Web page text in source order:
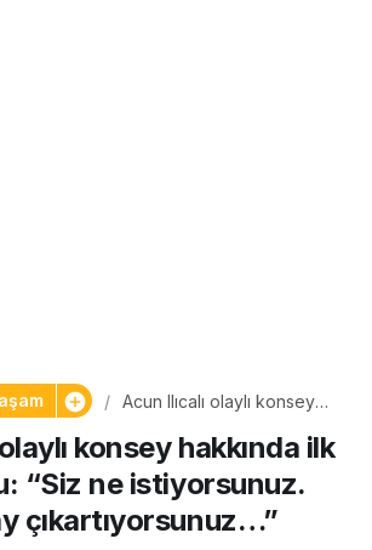
Acun Ilıcalı olaylı konsey
“Siz ne istiyorsunuz. Her
gün olay çıkartıyorsunuz…”
konsey hakkında ilk
“Siz ne istiyorsunuz.
çıkartıyorsunuz…”